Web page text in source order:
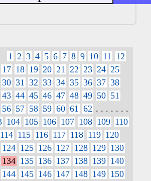
1 2 3 4 5 6 7 8 9 10 11
12
17 18 19 20 21 22 23 24 25
30 31 32 33 34 35 36 37 38
43 44 45 46 47 48 49 50 51
56 57 58 59 60 61 62 . . . . . . .
104 105 106 107 108 109 110
114 115 116 117 118 119 120
124 125 126 127 128 129 130
134 135 136 137 138 139 140
144 145 146 147 148 149 150